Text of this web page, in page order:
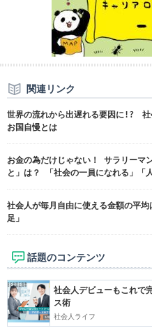
関連リンク
世界の流れから出遅れる要因に!? 社
お国自慢とは
お金の為だけじゃない！ サラリーマ
と」は？ 「社会の一員になれる」「
社会人が毎月自由に使える金額の
足」
話題のコンテンツ
社会人デビューもこれで
ス術
社会人ライフ